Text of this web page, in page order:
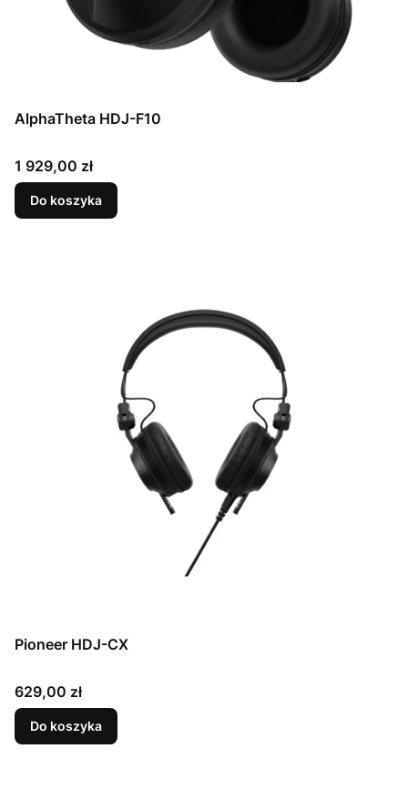
AlphaTheta HDJ-F10
Cena
1 929,00 zł
Do koszyka
Pioneer HDJ-CX
Cena
629,00 zł
Do koszyka